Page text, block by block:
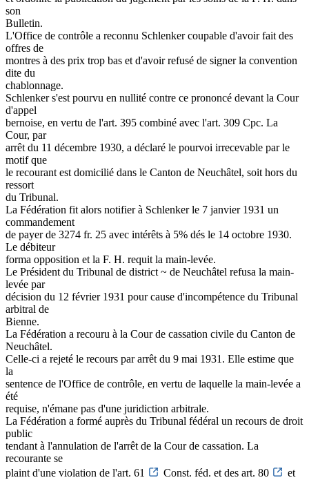
son
Bulletin.
L'Office de contrôle a reconnu Schlenker coupable d'avoir fait des
offres de
montres à des prix trop bas et d'avoir refusé de signer la convention
dite du
chablonnage.
Schlenker s'est pourvu en nullité contre ce prononcé devant la Cour
d'appel
bernoise, en vertu de l'art. 395 combiné avec l'art. 309 Cpc. La
Cour, par
arrêt du 11 décembre 1930, a déclaré le pourvoi irrecevable par le
motif que
le recourant est domicilié dans le Canton de Neuchâtel, soit hors du
ressort
du Tribunal.
La Fédération fit alors notifier à Schlenker le 7 janvier 1931 un
commandement
de payer de 3274 fr. 25 avec intérêts à 5% dés le 14 octobre 1930.
Le débiteur
forma opposition et la F. H. requit la main-levée.
Le Président du Tribunal de district ~ de Neuchâtel refusa la main-
levée par
décision du 12 février 1931 pour cause d'incompétence du Tribunal
arbitral de
Bienne.
La Fédération a recouru à la Cour de cassation civile du Canton de
Neuchâtel.
Celle-ci a rejeté le recours par arrêt du 9 mai 1931. Elle estime que
la
sentence de l'Office de contrôle, en vertu de laquelle la main-levée a
été
requise, n'émane pas d'une juridiction arbitrale.
La Fédération a formé auprès du Tribunal fédéral un recours de droit
public
tendant à l'annulation de l'arrêt de la Cour de cassation. La
recourante se
plaint d'une violation de l'art. 61
Const. féd. et des art. 80
et